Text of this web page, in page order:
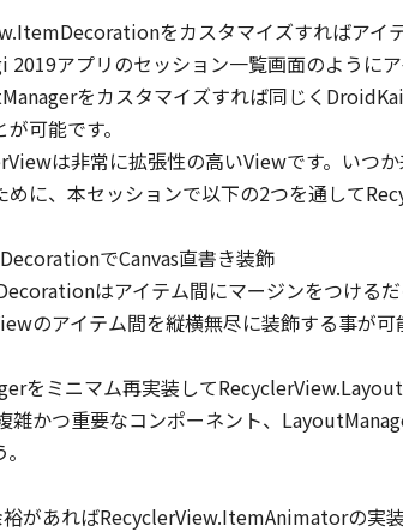
Android Frameworkと
Jetpack
/
min
EN JA
Sneaking inside Kotlin
features
Kotlin
これから始める
Kotlin
導入
Kotlin
をカスタマイズすればアイ
アプリのセッション一覧画面のように
をカスタマイズすれば同じく
可能です。
は非常に拡張性の高いViewです。いつ
めに、本セッションで以下の2つを通して
でCanvas直書き装飾
はアイテム間にマージンをつける
のアイテム間を縦横無尽に装飾する事が可
をミニマム再実装して
雑かつ重要なコンポーネント、
があればRecyclerView.ItemAnimatorの実